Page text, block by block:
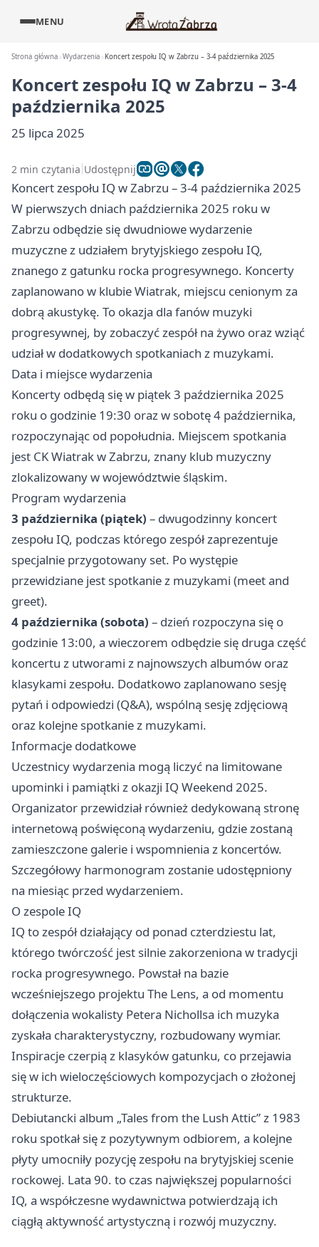
MENU
Strona główna Wydarzenia Koncert zespołu IQ w Zabrzu – 3-4 października 2025
Koncert zespołu IQ w Zabrzu – 3-4
października 2025
25 lipca 2025
2 min czytania Udostępnij
Koncert zespołu IQ w Zabrzu – 3-4 października 2025
W pierwszych dniach października 2025 roku w
Zabrzu odbędzie się dwudniowe wydarzenie
muzyczne z udziałem brytyjskiego zespołu IQ,
znanego z gatunku rocka progresywnego. Koncerty
zaplanowano w klubie Wiatrak, miejscu cenionym za
dobrą akustykę. To okazja dla fanów muzyki
progresywnej, by zobaczyć zespół na żywo oraz wziąć
udział w dodatkowych spotkaniach z muzykami.
Data i miejsce wydarzenia
Koncerty odbędą się w piątek 3 października 2025
roku o godzinie 19:30 oraz w sobotę 4 października,
rozpoczynając od popołudnia. Miejscem spotkania
jest CK Wiatrak w Zabrzu, znany klub muzyczny
zlokalizowany w województwie śląskim.
Program wydarzenia
3 października (piątek) – dwugodzinny koncert
zespołu IQ, podczas którego zespół zaprezentuje
specjalnie przygotowany set. Po występie
przewidziane jest spotkanie z muzykami (meet and
greet).
4 października (sobota) – dzień rozpoczyna się o
godzinie 13:00, a wieczorem odbędzie się druga część
koncertu z utworami z najnowszych albumów oraz
klasykami zespołu. Dodatkowo zaplanowano sesję
pytań i odpowiedzi (Q&A), wspólną sesję zdjęciową
oraz kolejne spotkanie z muzykami.
Informacje dodatkowe
Uczestnicy wydarzenia mogą liczyć na limitowane
upominki i pamiątki z okazji IQ Weekend 2025.
Organizator przewidział również dedykowaną stronę
internetową poświęconą wydarzeniu, gdzie zostaną
zamieszczone galerie i wspomnienia z koncertów.
Szczegółowy harmonogram zostanie udostępniony
na miesiąc przed wydarzeniem.
O zespole IQ
IQ to zespół działający od ponad czterdziestu lat,
którego twórczość jest silnie zakorzeniona w tradycji
rocka progresywnego. Powstał na bazie
wcześniejszego projektu The Lens, a od momentu
dołączenia wokalisty Petera Nichollsa ich muzyka
zyskała charakterystyczny, rozbudowany wymiar.
Inspiracje czerpią z klasyków gatunku, co przejawia
się w ich wieloczęściowych kompozycjach o złożonej
strukturze.
Debiutancki album „Tales from the Lush Attic” z 1983
roku spotkał się z pozytywnym odbiorem, a kolejne
płyty umocniły pozycję zespołu na brytyjskiej scenie
rockowej. Lata 90. to czas największej popularności
IQ, a współczesne wydawnictwa potwierdzają ich
ciągłą aktywność artystyczną i rozwój muzyczny.